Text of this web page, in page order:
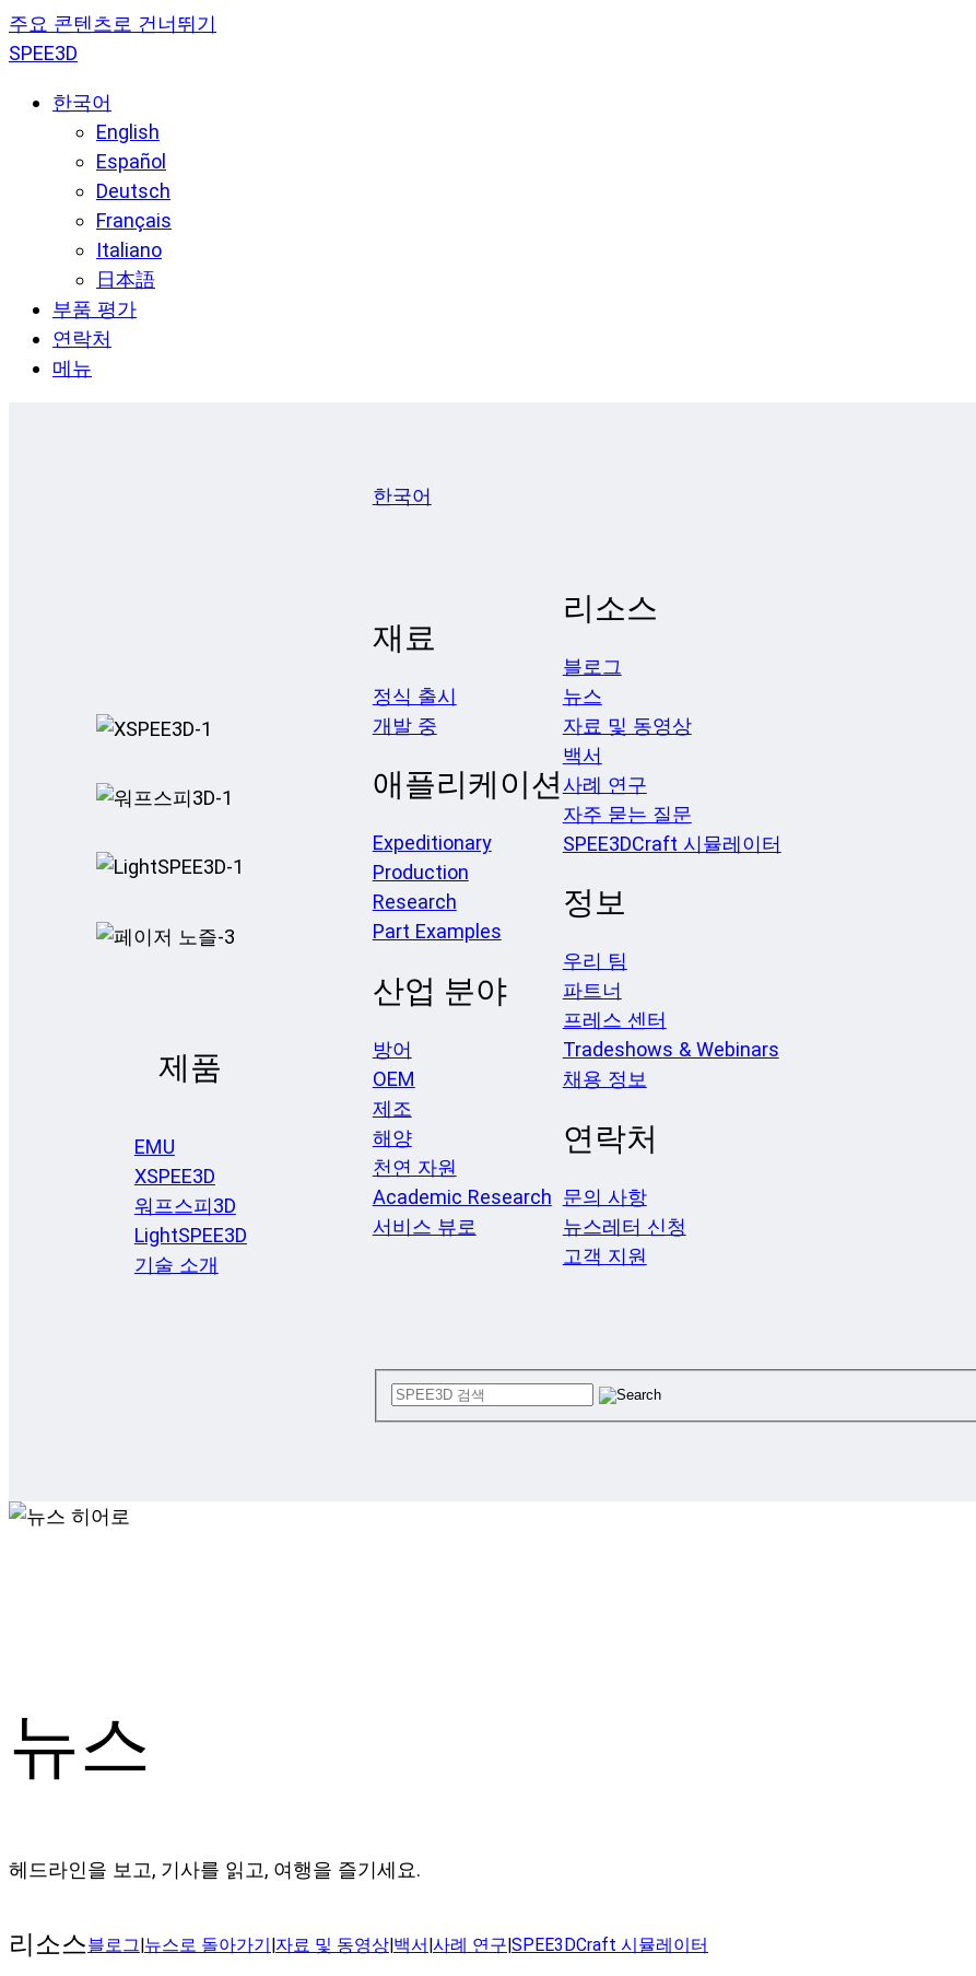
주요 콘텐츠로 건너뛰기
SPEE3D
한국어
English
Español
Deutsch
Français
Italiano
日本語
부품 평가
연락처
메뉴
제품
EMU
XSPEE3D
워프스피3D
LightSPEE3D
기술 소개
한국어
재료
정식 출시
개발 중
애플리케이션
Expeditionary
Production
Research
Part Examples
산업 분야
방어
OEM
제조
해양
천연 자원
Academic Research
서비스 뷰로
리소스
블로그
뉴스
자료 및 동영상
백서
사례 연구
자주 묻는 질문
SPEE3DCraft 시뮬레이터
정보
우리 팀
파트너
프레스 센터
Tradeshows & Webinars
채용 정보
연락처
문의 사항
뉴스레터 신청
고객 지원
뉴스
헤드라인을 보고, 기사를 읽고, 여행을 즐기세요.
리소스블로그|뉴스로 돌아가기|자료 및 동영상|백서|사례 연구|SPEE3DCraft 시뮬레이터